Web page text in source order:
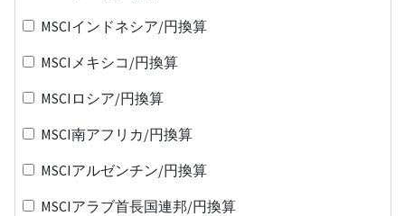
MSCIインドネシア/円換算
MSCIメキシコ/円換算
MSCIロシア/円換算
MSCI南アフリカ/円換算
MSCIアルゼンチン/円換算
MSCIアラブ首長国連邦/円換算